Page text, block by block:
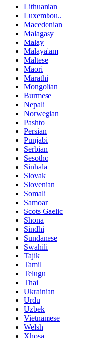
Lithuanian
Luxembou..
Macedonian
Malagasy
Malay
Malayalam
Maltese
Maori
Marathi
Mongolian
Burmese
Nepali
Norwegian
Pashto
Persian
Punjabi
Serbian
Sesotho
Sinhala
Slovak
Slovenian
Somali
Samoan
Scots Gaelic
Shona
Sindhi
Sundanese
Swahili
Tajik
Tamil
Telugu
Thai
Ukrainian
Urdu
Uzbek
Vietnamese
Welsh
Xhosa